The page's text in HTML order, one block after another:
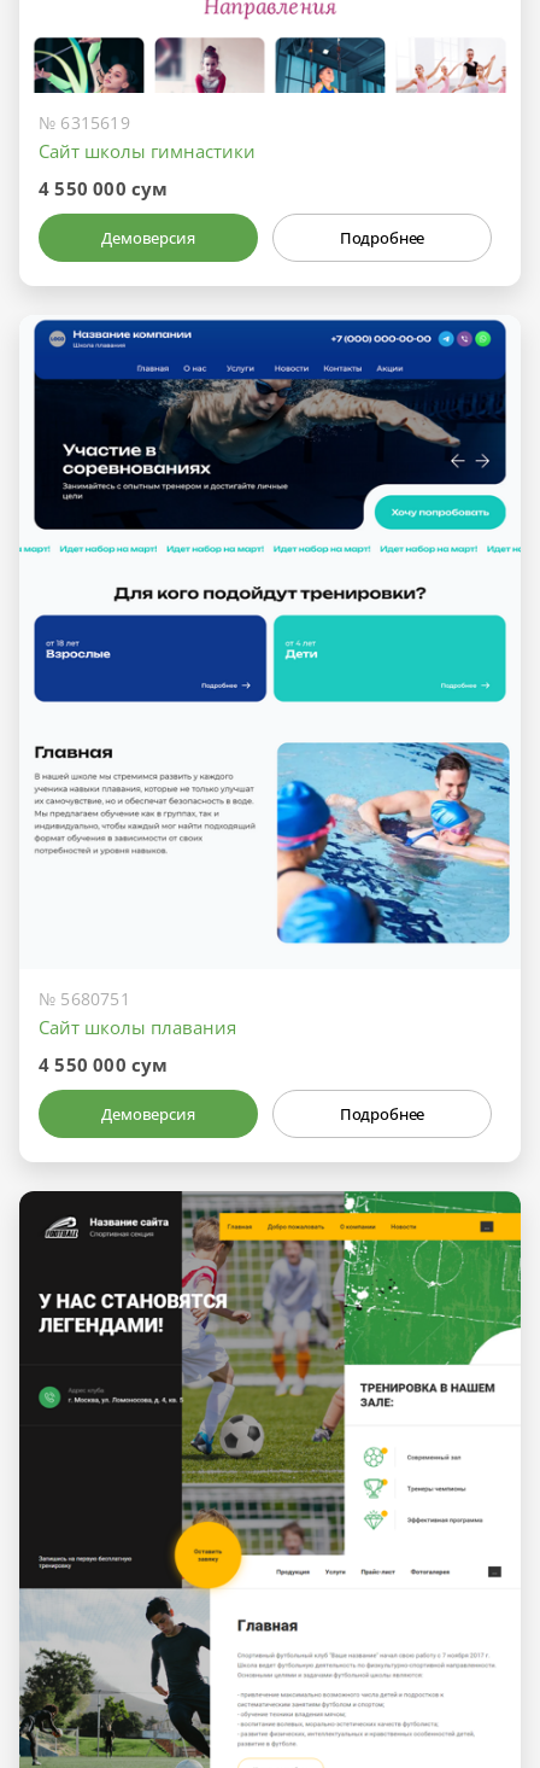
№ 6315619
Сайт школы гимнастики
4 550 000 сум
Демоверсия Подробнее
№ 5680751
Сайт школы плавания
4 550 000 сум
Демоверсия Подробнее